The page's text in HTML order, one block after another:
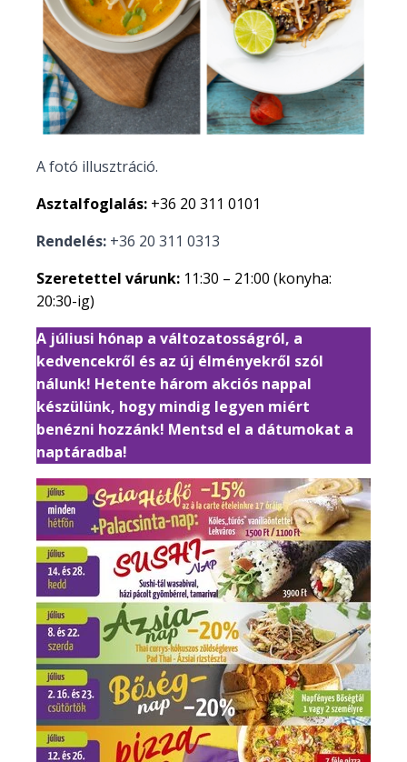
A fotó illusztráció.
Asztalfoglalás: +36 20 311 0101
Rendelés: +36 20 311 0313
Szeretettel várunk: 11:30 – 21:00 (konyha:
20:30-ig)
A júliusi hónap a változatosságról, a
kedvencekről és az új élményekről szól
nálunk! Hetente három akciós nappal
készülünk, hogy mindig legyen miért
benézni hozzánk! Mentsd el a dátumokat a
naptáradba!